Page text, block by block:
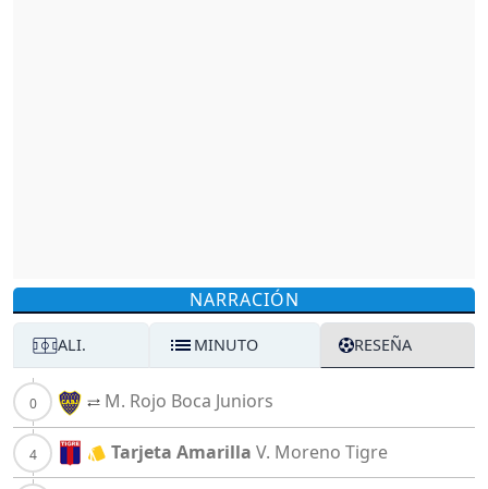
NARRACIÓN
ALI. MINUTO RESEÑA
M. Rojo Boca Juniors
Tarjeta Amarilla V. Moreno Tigre